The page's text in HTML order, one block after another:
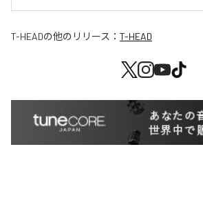
T-HEADの他のリリース： T-HEAD